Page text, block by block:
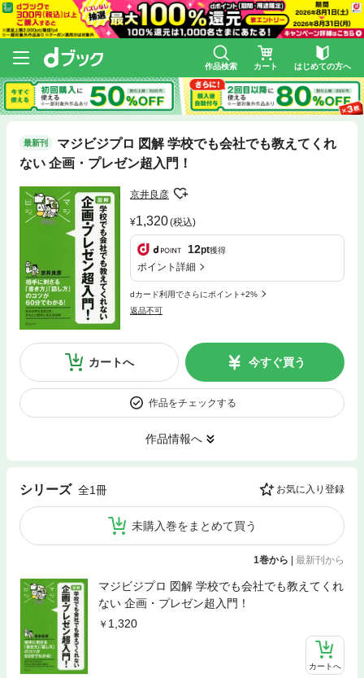
作品検索 カート はじめての方へ
最新刊
マジビジプロ 図解 学校でも会社でも教えてくれ
ない 企画・プレゼン超入門！
京井良彦
1,320(税込)
12pt獲得
ポイント詳細
dカード利用でさらにポイント+2%
返品不可
カートへ 今すぐ買う
作品をチェックする
作品情報へ
シリーズ 全1冊 お気に入り登録
未購入巻をまとめて買う
1巻から | 最新刊から
マジビジプロ 図解 学校でも会社でも教えてくれ
ない 企画・プレゼン超入門！
1,320
カートへ